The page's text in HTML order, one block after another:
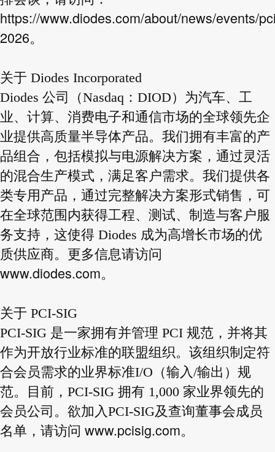
https://www.diodes.com/about/news/events/
2026。
关于 Diodes Incorporated
Diodes 公司（Nasdaq：DIOD）为汽车、工
业、计算、消费电子和通信市场的全球领先企
业提供高质量半导体产品。我们拥有丰富的产
品组合，包括模拟与电源解决方案，通过灵活
的混合生产模式，满足客户需求。我们提供各
类专用产品，通过完整解决方案形式销售，可
在全球范围内获得工程、测试、制造与客户服
务支持，这使得 Diodes 成为高增长市场的优
质供应商。更多信息请访问
www.diodes.com。
关于 PCI-SIG
PCI-SIG 是一家拥有并管理 PCI 规范，并将其
作为开放行业标准的联盟组织。该组织制定符
合会员需求的业界标准I/O（输入/输出）规
范。目前，PCI-SIG 拥有 1,000 家业界领先的
会员公司。欲加入PCI-SIG及查询董事会成员
名单，请访问 www.pcisig.com。